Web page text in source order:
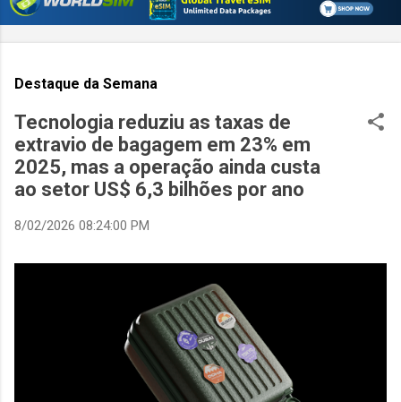
Destaque da Semana
Tecnologia reduziu as taxas de
extravio de bagagem em 23% em
2025, mas a operação ainda custa
ao setor US$ 6,3 bilhões por ano
8/02/2026 08:24:00 PM